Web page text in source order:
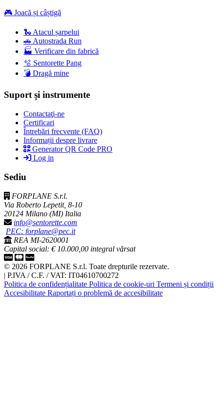
🎮 Joacă și câștigă
🐍 Atacul șarpelui
🚗 Autostrada Run
🏭 Verificare din fabrică
🫧 Sentorette Pang
💣 Dragă mine
Suport și instrumente
Contactaţi-ne
Certificari
Întrebări frecvente (FAQ)
Informații despre livrare
Generator QR Code PRO
Log in
Sediu
FORPLANE S.r.l.
Via Roberto Lepetit, 8-10
20124 Milano (MI) Italia
info@sentorette.com
PEC: forplane@pec.it
REA MI-2620001
Capital social: € 10.000,00 integral vărsat
© 2026 FORPLANE S.r.l. Toate drepturile rezervate.
| P.IVA / C.F. / VAT: IT04610700272
Politica de confidențialitate Politica de cookie-uri Termeni și condiții
Accesibilitate Raportați o problemă de accesibilitate